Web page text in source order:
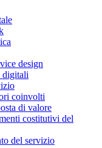
design
digitali
coinvolti
di valore
costitutivi del
del servizio